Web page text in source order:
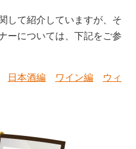
して紹介していますが、そ
ーについては、下記をご参
日本酒編 ワイン編
ウィ